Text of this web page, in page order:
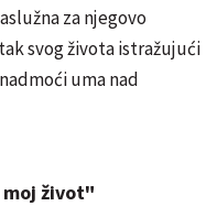
za njegovo
svog života istražujući
uma nad
moj život"